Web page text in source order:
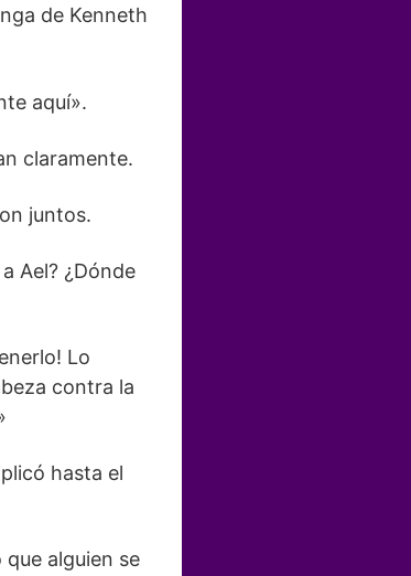
de Kenneth
aquí».
claramente.
juntos.
Ael? ¿Dónde
Lo
contra la
hasta el
alguien se